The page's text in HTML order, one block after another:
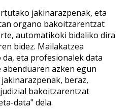
jakinarazpenak, eta
organo bakoitzarentzat
automatikoki bidaliko dira
bidez. Mailakatzea
eta profesionalek data
azken egun
beraz,
bakoitzarentzat
data" dela.